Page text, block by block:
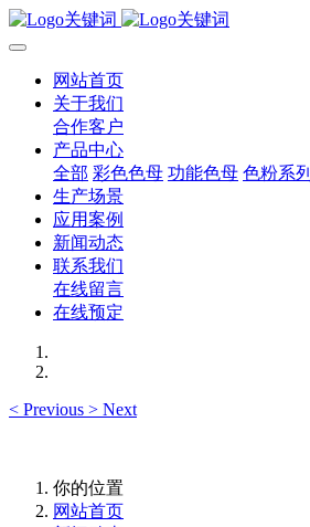
网站首页
关于我们
合作客户
产品中心
全部 彩色色母 功能色母 色粉系列
生产场景
应用案例
新闻动态
联系我们
在线留言
在线预定
< Previous > Next
你的位置
网站首页